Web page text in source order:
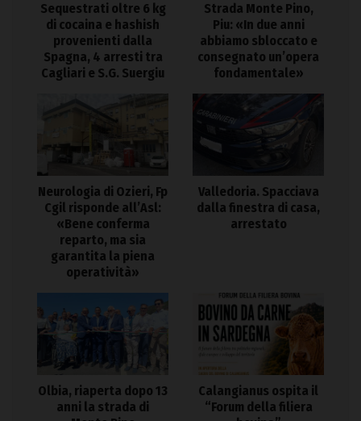
Sequestrati oltre 6 kg
di cocaina e hashish
provenienti dalla
Spagna, 4 arresti tra
Cagliari e S.G. Suergiu
Strada Monte Pino,
Piu: «In due anni
abbiamo sbloccato e
consegnato un’opera
fondamentale»
Neurologia di Ozieri, Fp
Cgil risponde all’Asl:
«Bene conferma
reparto, ma sia
garantita la piena
operatività»
Valledoria. Spacciava
dalla finestra di casa,
arrestato
Olbia, riaperta dopo 13
anni la strada di
Calangianus ospita il
“Forum della filiera